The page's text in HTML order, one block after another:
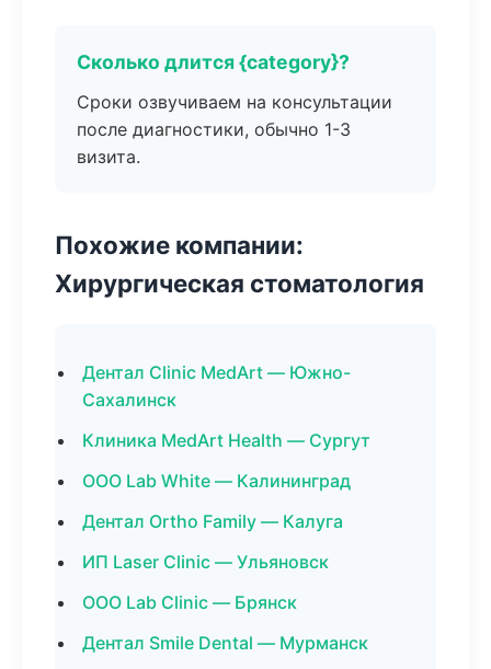
Сколько длится {category}?
Сроки озвучиваем на консультации
после диагностики, обычно 1-3
визита.
Похожие компании:
Хирургическая стоматология
Дентал Clinic MedArt — Южно-
Сахалинск
Клиника MedArt Health — Сургут
ООО Lab White — Калининград
Дентал Ortho Family — Калуга
ИП Laser Clinic — Ульяновск
ООО Lab Clinic — Брянск
Дентал Smile Dental — Мурманск